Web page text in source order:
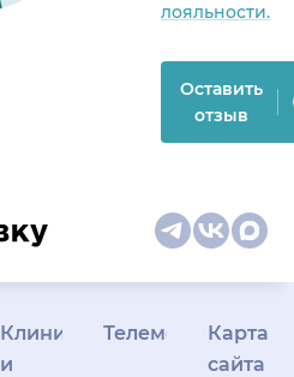
лояльности.
Оставить
отзыв
Клиникам
и
Телемедицина
Карта
сайта